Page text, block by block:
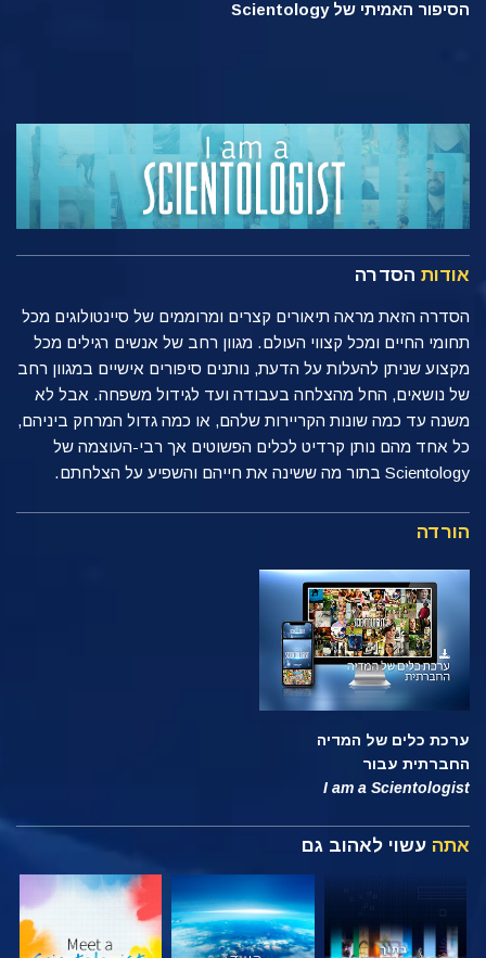
הסיפור האמיתי של Scientology
אודות הסדרה
הסדרה הזאת מראה תיאורים קצרים ומרוממים של סיינטולוגים מכל
תחומי החיים ומכל קצווי העולם. מגוון רחב של אנשים רגילים מכל
מקצוע שניתן להעלות על הדעת, נותנים סיפורים אישיים במגוון רחב
של נושאים, החל מהצלחה בעבודה ועד לגידול משפחה. אבל לא
משנה עד כמה שונות הקריירות שלהם, או כמה גדול המרחק ביניהם,
כל אחד מהם נותן קרדיט לכלים הפשוטים אך רבי-העוצמה של
Scientology בתור מה ששינה את חייהם והשפיע על הצלחתם.
הורדה
ערכת כלים של המדיה
החברתית עבור
I am a Scientologist
אתה עשוי לאהוב גם